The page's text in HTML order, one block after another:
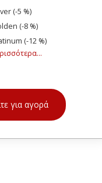
(-5 %)
(-8 %)
(-12 %)
για αγορά